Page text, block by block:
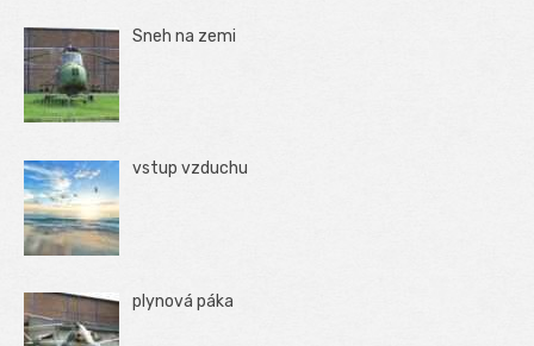
Sneh na zemi
vstup vzduchu
plynová páka